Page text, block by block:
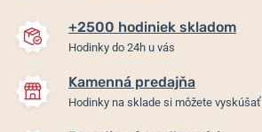
+2500 hodiniek skladom
Hodinky do 24h u vás
Kamenná predajňa
Hodinky na sklade si môžete vyskúšať